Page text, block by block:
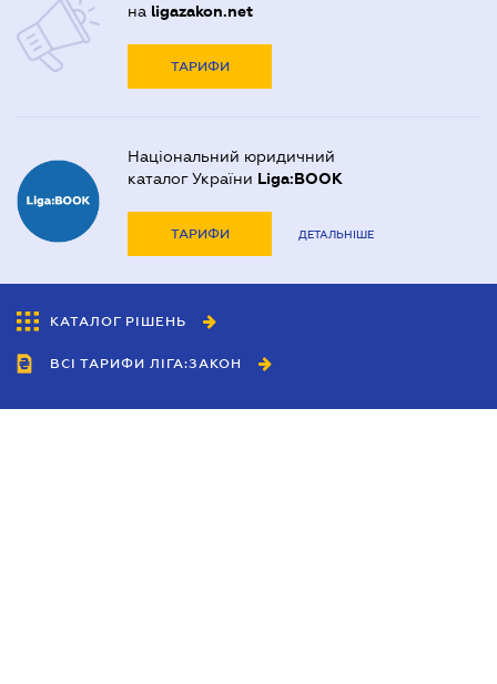
на ligazakon.net
ТАРИФИ
Національний юридичний
каталог України Liga:BOOK
ТАРИФИ ДЕТАЛЬНІШЕ
КАТАЛОГ РІШЕНЬ
ВСІ ТАРИФИ ЛІГА:ЗАКОН